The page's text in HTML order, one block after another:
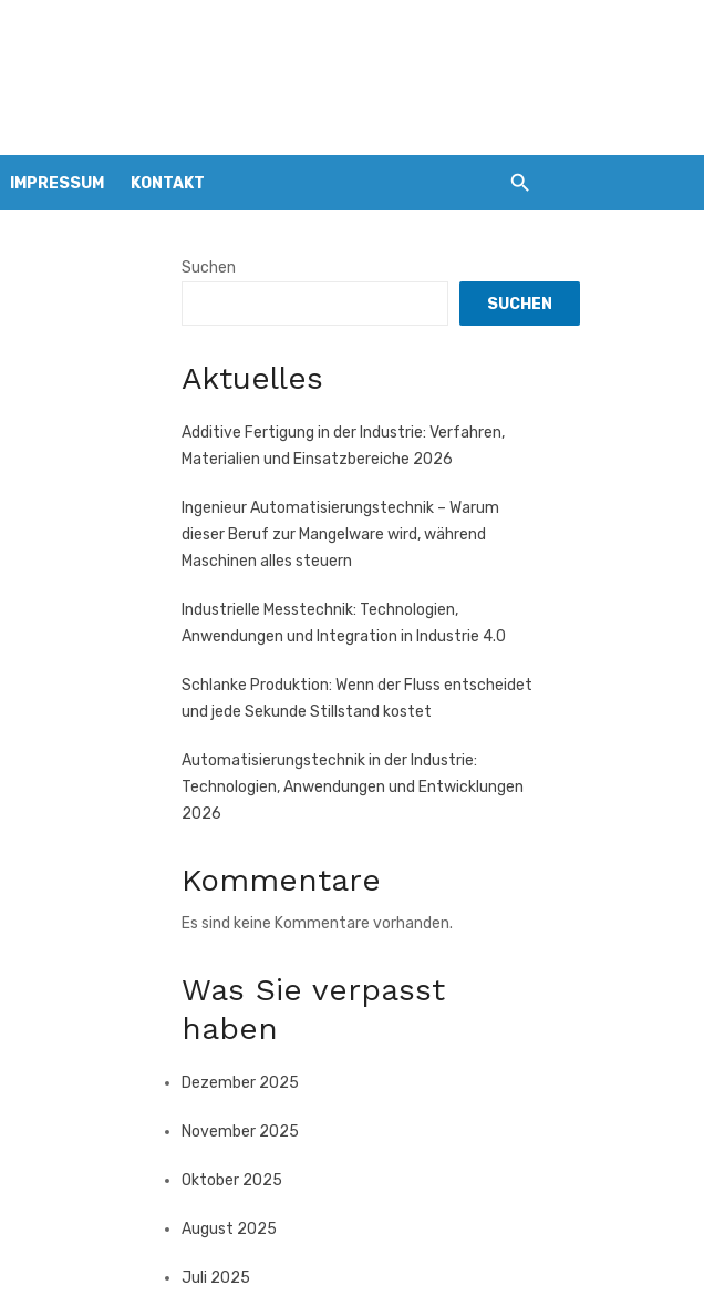
IMPRESSUM KONTAKT
Suchen
SUCHEN
Aktuelles
Additive Fertigung in der Industrie: Verfahren,
Materialien und Einsatzbereiche 2026
Ingenieur Automatisierungstechnik – Warum
dieser Beruf zur Mangelware wird, während
Maschinen alles steuern
Industrielle Messtechnik: Technologien,
Anwendungen und Integration in Industrie 4.0
Schlanke Produktion: Wenn der Fluss entscheidet
und jede Sekunde Stillstand kostet
Automatisierungstechnik in der Industrie:
Technologien, Anwendungen und Entwicklungen
2026
Kommentare
Es sind keine Kommentare vorhanden.
Was Sie verpasst
haben
Dezember 2025
November 2025
Oktober 2025
August 2025
Juli 2025